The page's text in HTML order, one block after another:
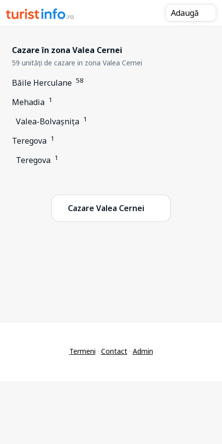
Adaugă
Cazare în zona Valea Cernei
59 unități de cazare in zona Valea Cernei
Băile Herculane 58
Mehadia 1
Valea-Bolvașnița 1
Teregova 1
Teregova 1
Cazare Valea Cernei
Termeni · Contact· Admin